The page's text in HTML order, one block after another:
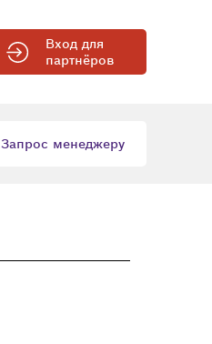
Вход для
партнёров
Запрос менеджеру